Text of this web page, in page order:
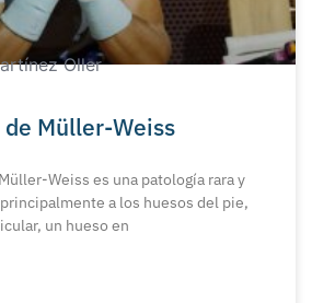
Müller-Weiss
Weiss es una patología rara y
a los huesos del pie,
un hueso en